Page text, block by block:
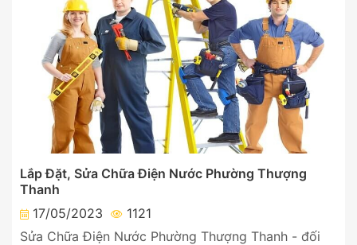
Lắp Đặt, Sửa Chữa Điện Nước Phường Thượng
Thanh
17/05/2023
1121
Sửa Chữa Điện Nước Phường Thượng Thanh - đối